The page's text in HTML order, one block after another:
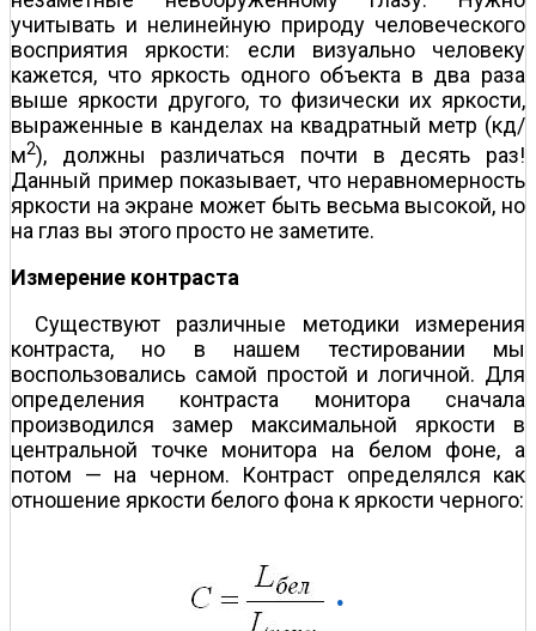
учитывать и нелинейную природу человеческого
восприятия яркости: если визуально человеку
кажется, что яркость одного объекта в два раза
выше яркости другого, то физически их яркости,
выраженные в канделах на квадратный метр (кд/
м2), должны различаться почти в десять раз!
Данный пример показывает, что неравномерность
яркости на экране может быть весьма высокой, но
на глаз вы этого просто не заметите.
Измерение контраста
Существуют различные методики измерения
контраста, но в нашем тестировании мы
воспользовались самой простой и логичной. Для
определения контраста монитора сначала
производился замер максимальной яркости в
центральной точке монитора на белом фоне, а
потом — на черном. Контраст определялся как
отношение яркости белого фона к яркости черного:
.